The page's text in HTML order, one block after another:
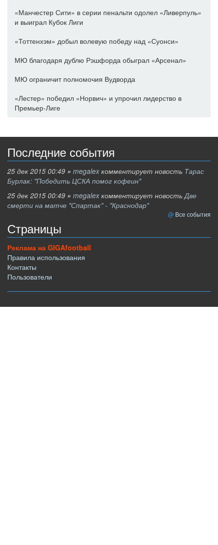
«Манчестер Сити» в серии пенальти одолел «Ливерпуль»
и выиграл Кубок Лиги
«Тоттенхэм» добыл волевую победу над «Суонси»
МЮ благодаря дублю Рэшфорда обыграл «Арсенал»
МЮ ограничит полномочия Вудворда
«Лестер» победил «Норвич» и упрочил лидерство в
Премьер-Лиге
Последние события
25 дек 2015 00:49 » megalex комментирует новость Тарас
Бурлак: "Победить ЦСКА помог кофеин"
25 дек 2015 00:49 » megalex комментирует новостьДве
смерти на матче "Спартак" - "Краснодар"
Все события
Страницы
Реклама на GIGAfootball
Правила использования
Контакты
Пользователи